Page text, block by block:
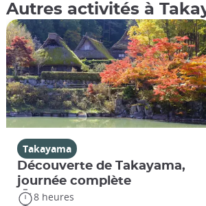
Autres activités à
Takayama
Découverte de Takayama,
journée complète
8 heures